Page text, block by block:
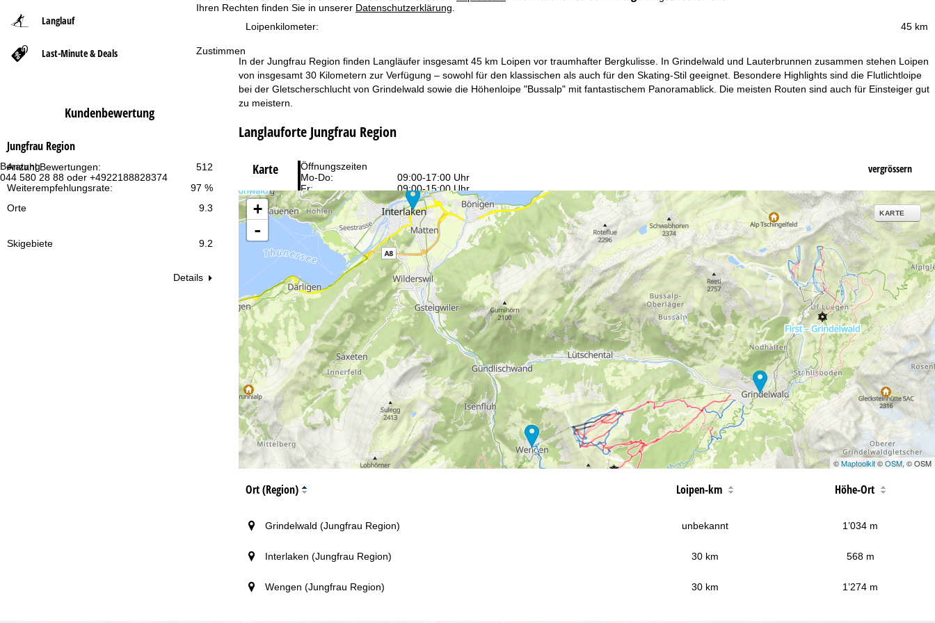
Ihren Rechten finden Sie in unserer Datenschutzerklärung
Zustimmen
Beratung
044 580 28 88 oder +4922188828374
Öffnungszeiten
Mo-Do:
09:00-17:00 Uhr
Fr:
09:00-15:00 Uhr
Sa-So:
geschlossen
Zur Kontaktseite
Beratung
Langlauf
Last-Minute & Deals
Kundenbewertung
Jungfrau Region
512
Anzahl Bewertungen:
97 %
Weiterempfehlungsrate:
Orte
9.3
Skigebiete 9.2
Details
t
e
t
e
45 km
Loipenkilometer:
In der Jungfrau Region finden Langläufer insgesamt 45 km Loipen vor traumhafter Bergkulisse. In Grindelwald und Lauterbrunnen zusammen stehen Loipen
von insgesamt 30 Kilometern zur Verfügung – sowohl für den klassischen als auch für den Skating-Stil geeignet. Besondere Highlights sind die Flutlichtloipe
bei der Gletscherschlucht von Grindelwald sowie die Höhenloipe "Bussalp" mit fantastischem Panoramablick. Die meisten Routen sind auch für Einsteiger gut
zu meistern.
Langlauforte Jungfrau Region
Karte vergrössern
+
-
KARTE
©Maptoolkit©OSM, © OSM
Ort (Region) Loipen-km Höhe-Ort
Grindelwald (Jungfrau Region) unbekannt 1’034 m
Interlaken (Jungfrau Region) 30 km 568 m
Wengen (Jungfrau Region) 30 km 1’274 m